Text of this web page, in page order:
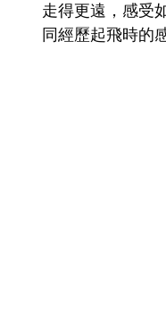
走得更遠，感受
同經歷起飛時的